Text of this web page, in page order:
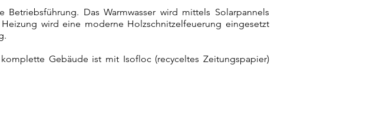
Das Warmwasser wird mittels Solarpannels
wird eine moderne Holzschnitzelfeuerung eingesetzt
Gebäude ist mit Isofloc (recyceltes Zeitungspapier)